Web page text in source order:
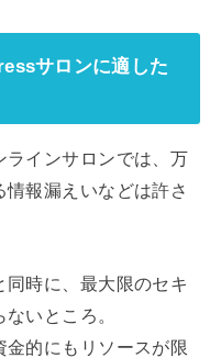
サロンに適した
ラインサロンでは、万
報漏えいなどは許さ
時に、最大限のセキ
いところ。
金的にもリソースが限